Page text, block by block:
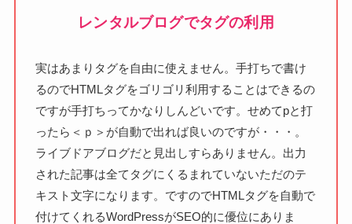
レンタルブログでタグの利用
実はあまりタグを自由に使えません。手打ちで書け
るのでHTMLタグをゴリゴリ利用することはできるの
ですが手打ちってかなりしんどいです。せめてpと打
ったら＜ｐ＞が自動で出れば良いのですが・・・。
ライブドアブログだと見出しすらありません。出力
された記事は全てタグにくるまれていないただのテ
キスト文字になります。ですのでHTMLタグを自動で
付けてくれるWordPressがSEO的に優位にありま